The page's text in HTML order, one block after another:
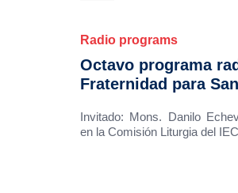
Radio programs
Octavo programa
Fraternidad para
Invitado: Mons. Danilo
en la Comisión Liturgia del